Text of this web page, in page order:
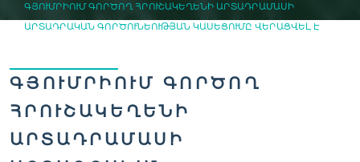
ԳՅՈՒՄՐԻՈՒՄ ԳՈՐԾՈՂ ՀՐՈՒՇԱԿԵՂԵՆԻ ԱՐՏԱԴՐԱՄԱՍԻ
ԱՐՏԱԴՐԱԿԱՆ ԳՈՐԾՈՒՆԵՈՒԹՅԱՆ ԿԱՍԵՑՈՒՄԸ ՎԵՐԱՑՎԵԼ Է
ԳՅՈՒՄՐԻՈՒՄ ԳՈՐԾՈՂ
ՀՐՈՒՇԱԿԵՂԵՆԻ
ԱՐՏԱԴՐԱՄԱՍԻ